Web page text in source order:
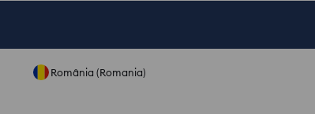
România (Romania)